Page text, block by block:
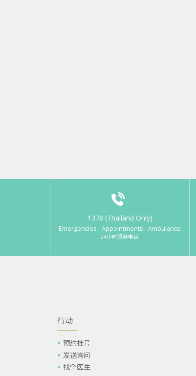
1378 (Thailand Only)
Emergencies - Appointments - Ambulance
24小时服务电话
行动
预约挂号
发送询问
找个医生